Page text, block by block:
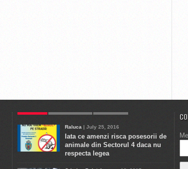
Raluca | July 25, 2016
Iata ce amenzi risca posesorii de
animale din Sectorul 4 daca nu
respecta legea